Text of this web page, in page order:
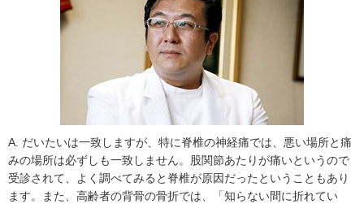
A. だいたいは一致しますが、特に脊椎の神経痛では、悪い場所と痛
みの場所は必ずしも一致しません。股関節あたりが痛いというので
受診されて、よく調べてみると脊椎が原因だったということもあり
ます。また、高齢者の背骨の骨折では、「知らない間に折れてい